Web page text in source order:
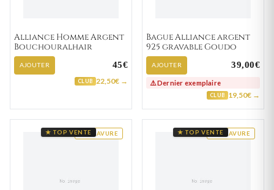
Alliance Homme Argent
Bouchouralhair
AJOUTER 45€
CLUB 22,50€ →
Bague Alliance argent
925 gravable Goudo
AJOUTER 39,00€
⚠️ Dernier exemplaire
CLUB 19,50€ →
GRAVURE
★ TOP VENTE GRAVURE
★ TOP VENTE